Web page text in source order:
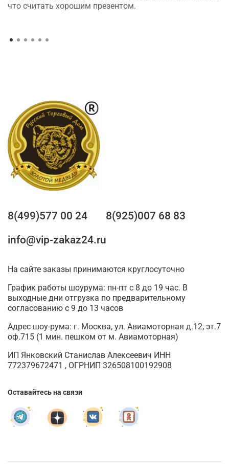
что считать хорошим презентом.
8(499)577 00 24
8(925)007 68 83
info@vip-zakaz24.ru
На сайте заказы принимаются круглосуточно
График работы шоурума: пн-пт с 8 до 19 час. В
выходные дни отгрузка по предварительному
согласованию с 9 до 13 часов
Адрес шоу-рума: г. Москва, ул. Авиамоторная д.12, эт.7
оф.715 (1 мин. пешком от м. Авиамоторная)
ИП Янковский Станислав Алексеевич ИНН
772379672471 , ОГРНИП 326508100192908
Оставайтесь на связи